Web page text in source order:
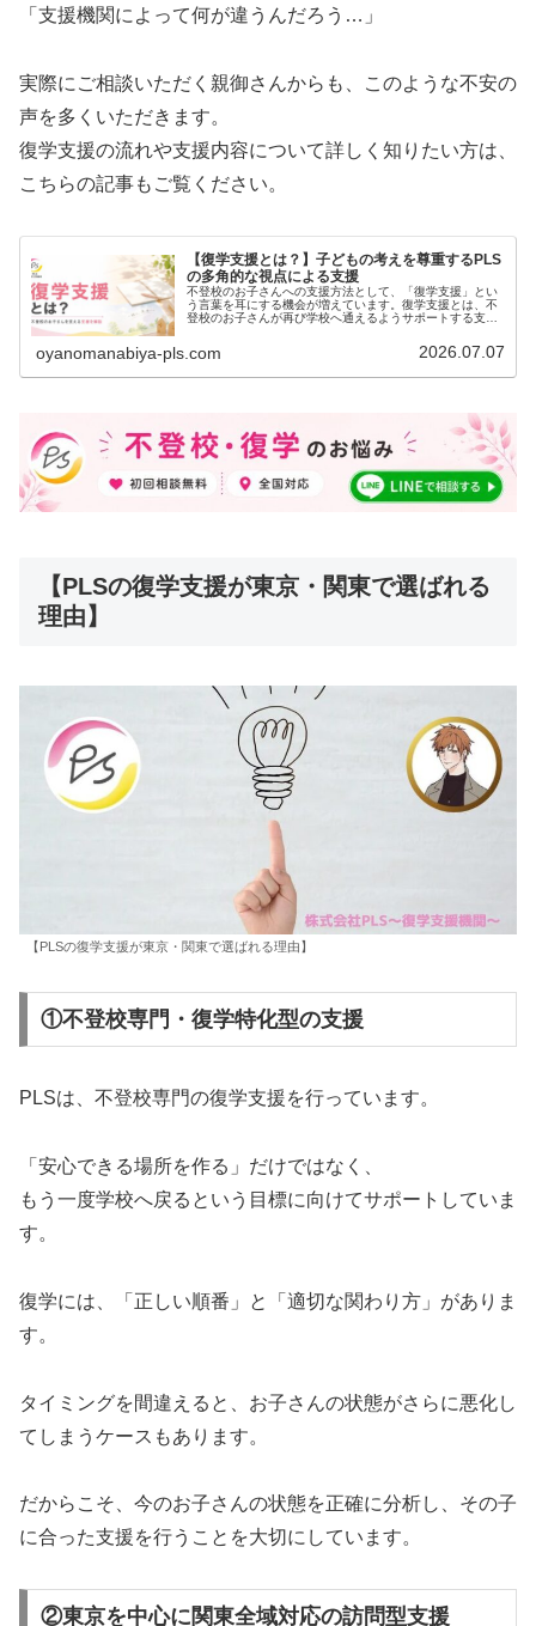
「支援機関によって何が違うんだろう…」
実際にご相談いただく親御さんからも、このような不安の
声を多くいただきます。
復学支援の流れや支援内容について詳しく知りたい方は、
こちらの記事もご覧ください。
【復学支援とは？】子どもの考えを尊重するPLS
の多角的な視点による支援
不登校のお子さんへの支援方法として、「復学支援」とい
う言葉を耳にする機会が増えています。復学支援とは、不
登校のお子さんが再び学校へ通えるようサポートする支援
oyanomanabiya-pls.com 2026.07.07
【PLSの復学支援が東京・関東で選ばれる
理由】
【PLSの復学支援が東京・関東で選ばれる理由】
①不登校専門・復学特化型の支援
PLSは、不登校専門の復学支援を行っています。
「安心できる場所を作る」だけではなく、
もう一度学校へ戻るという目標に向けてサポートしていま
す。
復学には、「正しい順番」と「適切な関わり方」がありま
す。
タイミングを間違えると、お子さんの状態がさらに悪化し
てしまうケースもあります。
だからこそ、今のお子さんの状態を正確に分析し、その子
に合った支援を行うことを大切にしています。
②東京を中心に関東全域対応の訪問型支援